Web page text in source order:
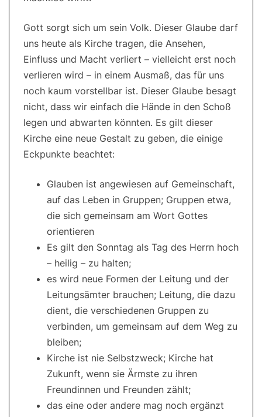
Gott sorgt sich um sein Volk. Dieser Glaube darf
uns heute als Kirche tragen, die Ansehen,
Einfluss und Macht verliert – vielleicht erst noch
verlieren wird – in einem Ausmaß, das für uns
noch kaum vorstellbar ist. Dieser Glaube besagt
nicht, dass wir einfach die Hände in den Schoß
legen und abwarten könnten. Es gilt dieser
Kirche eine neue Gestalt zu geben, die einige
Eckpunkte beachtet:
Glauben ist angewiesen auf Gemeinschaft,
auf das Leben in Gruppen; Gruppen etwa,
die sich gemeinsam am Wort Gottes
orientieren
Es gilt den Sonntag als Tag des Herrn hoch
– heilig – zu halten;
es wird neue Formen der Leitung und der
Leitungsämter brauchen; Leitung, die dazu
dient, die verschiedenen Gruppen zu
verbinden, um gemeinsam auf dem Weg zu
bleiben;
Kirche ist nie Selbstzweck; Kirche hat
Zukunft, wenn sie Ärmste zu ihren
Freundinnen und Freunden zählt;
das eine oder andere mag noch ergänzt